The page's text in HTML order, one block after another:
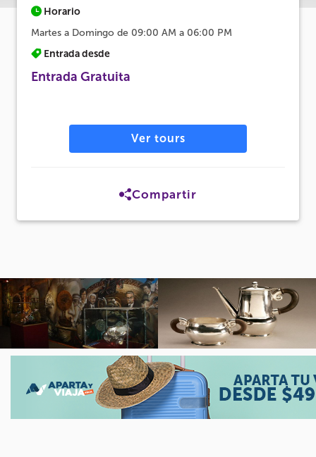
Horario
Martes a Domingo de 09:00 AM a 06:00 PM
Entrada desde
Entrada Gratuita
Ver tours
Compartir